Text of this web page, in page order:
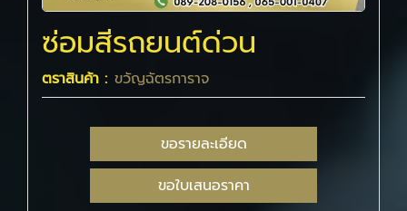
ซ่อมสีรถยนต์ด่วน
ตราสินค้า : ขวัญฉัตรการาจ
ขอรายละเอียด
ขอใบเสนอราคา